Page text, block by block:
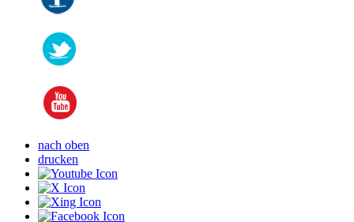
nach oben
drucken